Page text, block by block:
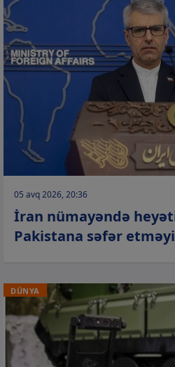
05 avq 2026, 20:36
İran nümayəndə
Pakistana səfər
DÜNYA